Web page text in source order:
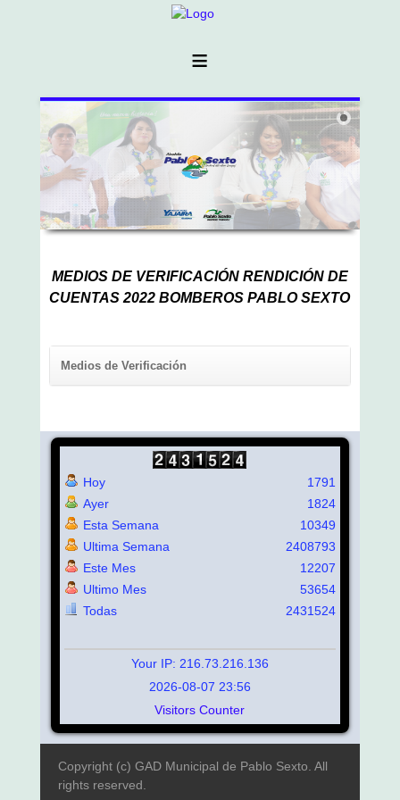
≡
MEDIOS DE VERIFICACIÓN RENDICIÓN DE
CUENTAS 2022 BOMBEROS PABLO SEXTO
Medios de Verificación
Hoy
Ayer
Esta Semana
Ultima Semana
Este Mes
Ultimo Mes
Todas
1791
1824
10349
2408793
12207
53654
2431524
Your IP: 216.73.216.136
2026-08-07 23:56
Visitors Counter
Copyright (c) GAD Municipal de Pablo Sexto. All
rights reserved.